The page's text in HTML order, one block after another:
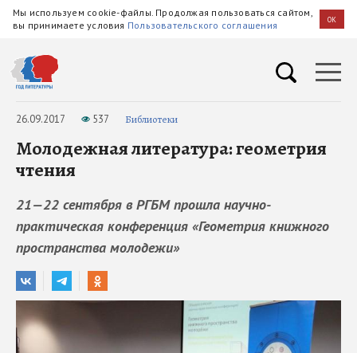
Мы используем cookie-файлы. Продолжая пользоваться сайтом,
вы принимаете условия Пользовательского соглашения OK
26.09.2017 537 Библиотеки
Молодежная литература: геометрия
чтения
21—22 сентября в РГБМ прошла научно-
практическая конференция «Геометрия книжного
пространства молодежи»